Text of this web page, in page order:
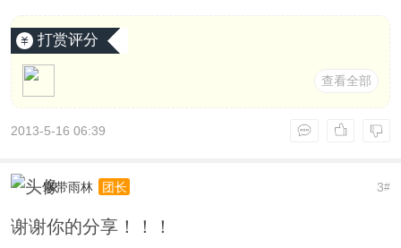
打赏评分
查看全部
2013-5-16 06:39
3#
寒带雨林 团长
谢谢你的分享！！！